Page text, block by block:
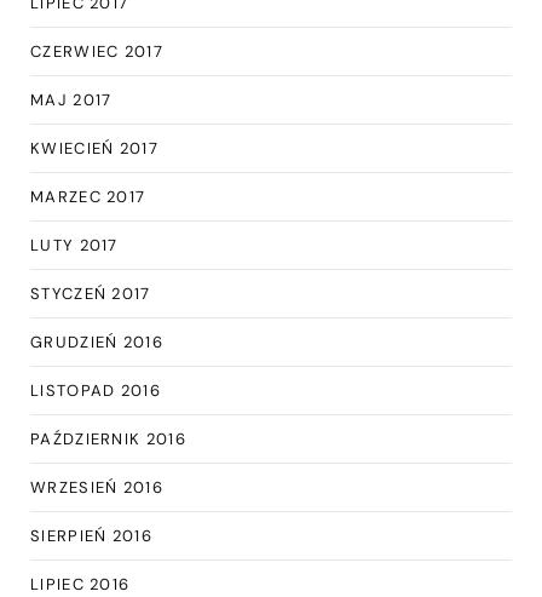
CZERWIEC 2017
MAJ 2017
KWIECIEŃ 2017
MARZEC 2017
LUTY 2017
STYCZEŃ 2017
GRUDZIEŃ 2016
LISTOPAD 2016
PAŹDZIERNIK 2016
WRZESIEŃ 2016
SIERPIEŃ 2016
LIPIEC 2016